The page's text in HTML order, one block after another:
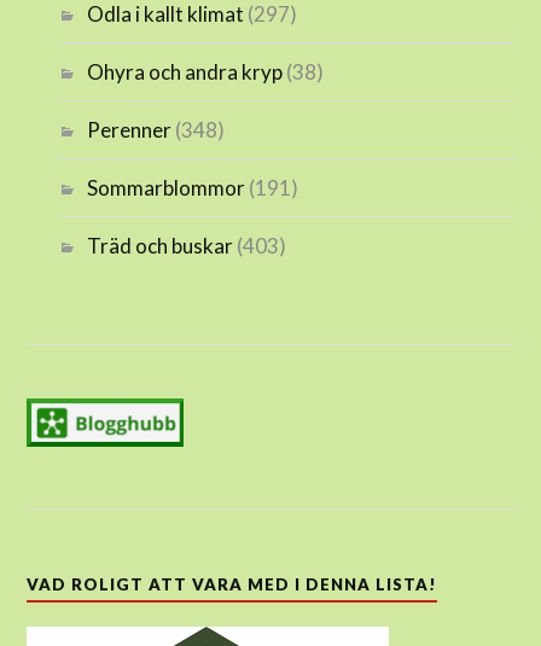
Odla i kallt klimat (297)
Ohyra och andra kryp(38)
Perenner(348)
Sommarblommor(191)
Träd och buskar(403)
VAD ROLIGT ATT VARA MED I DENNA LISTA!